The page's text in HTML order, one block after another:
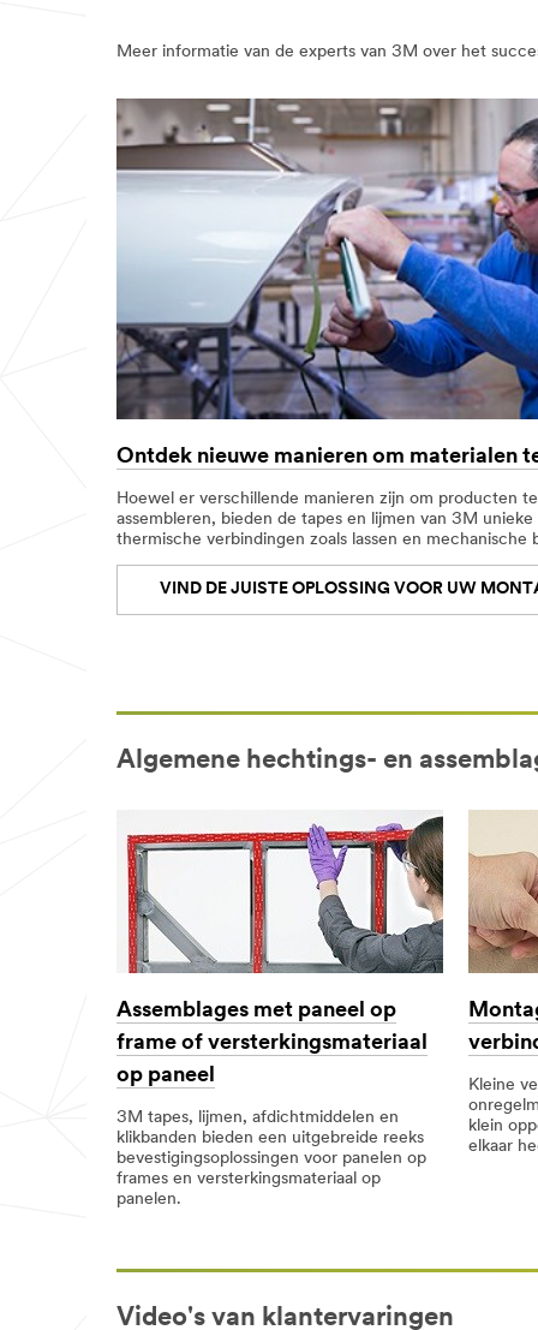
-- Kies --
Branche
-- Kies --
Bedrijfsnaam
Postcode
telefoonnummer
toepassing
-- Kies --
ondersteunen?
Geef wat details over
uw toepassing, het
eindproduct en of u
al ervaring hebt met
verbinden en
uitdaging. Dit helpt
ons om u in contact
te brengen met de
juiste 3M Expert.
België
Meer informatie van de experts van 3M over het
Ontdek nieuwe manieren om materialen
Hoewel er verschillende manieren zijn om producten
assembleren, bieden de tapes en lijmen van 3M
thermische verbindingen zoals lassen en mechanische
VIND DE JUISTE OPLOSSING VOOR UW
Algemene hechtings- en
Assemblages met paneel op
frame of versterkingsmateriaal
op paneel
3M tapes, lijmen, afdichtmiddelen en
klikbanden bieden een uitgebreide reeks
bevestigingsoplossingen voor panelen op
frames en versterkingsmateriaal op
panelen.
Kleine
klein
elkaar
Video's van klantervaringen